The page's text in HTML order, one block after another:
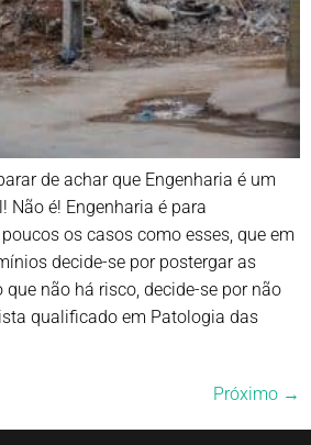
de achar que Engenharia é um
Não é! Engenharia é para
os casos como esses, que em
decide-se por postergar as
que não há risco, decide-se por não
qualificado em Patologia das
Próximo →